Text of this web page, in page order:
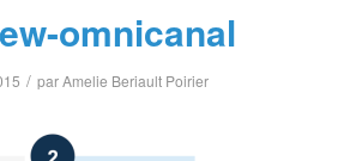
omnicanal
/ parAmelie Beriault Poirier